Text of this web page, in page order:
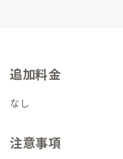
e DELTA」の運営に取り
オフィスもあり、日々こ
かけた際は、ぜひ気軽に
追加料金
なし
注意事項